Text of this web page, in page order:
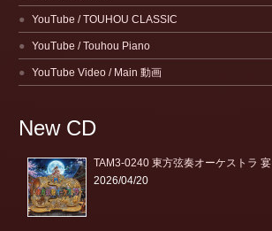
YouTube / TOUHOU CLASSIC
YouTube / Touhou Piano
YouTube Video / Main 動画
New CD
TAM3-0240 東方弦奏オーケストラ 宴
2026/04/20